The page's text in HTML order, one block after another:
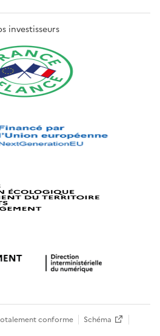
investisseurs
conforme
Schéma